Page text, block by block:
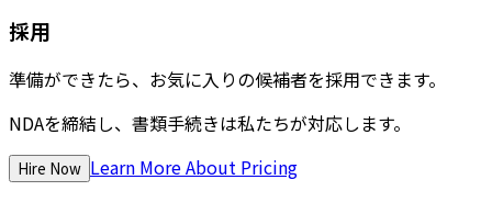
採用
準備ができたら、お気に入りの候補者を採用できます。
NDAを締結し、書類手続きは私たちが対応します。
Hire Now Learn More About Pricing